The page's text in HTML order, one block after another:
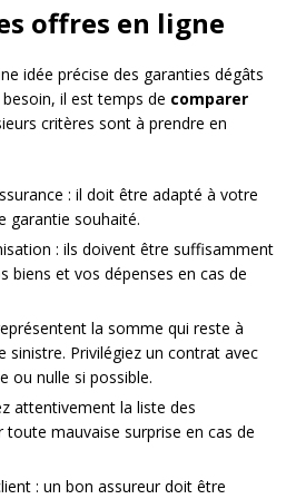
offres en ligne
idée précise des garanties dégâts
il est temps de comparer
critères sont à prendre en
: il doit être adapté à votre
garantie souhaité.
: ils doivent être suffisamment
biens et vos dépenses en cas de
la somme qui reste à
sinistre. Privilégiez un contrat avec
ou nulle si possible.
attentivement la liste des
toute mauvaise surprise en cas de
: un bon assureur doit être